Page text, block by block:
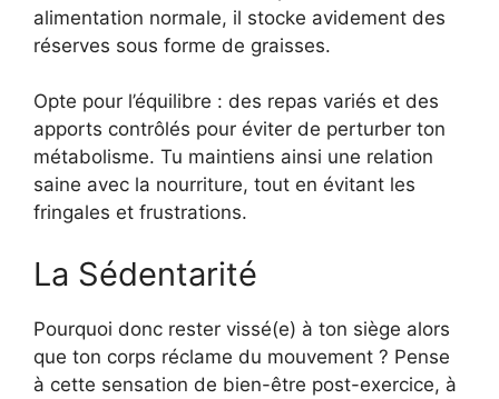
alimentation normale, il stocke avidement des
réserves sous forme de graisses.
Opte pour l’équilibre : des repas variés et des
apports contrôlés pour éviter de perturber ton
métabolisme. Tu maintiens ainsi une relation
saine avec la nourriture, tout en évitant les
fringales et frustrations.
La Sédentarité
Pourquoi donc rester vissé(e) à ton siège alors
que ton corps réclame du mouvement ? Pense
à cette sensation de bien-être post-exercice, à